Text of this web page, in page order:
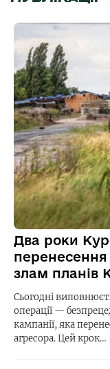
Два роки
злам планів
Сьогодні
операції —
кампанії, яка
агресора. Цей крок…